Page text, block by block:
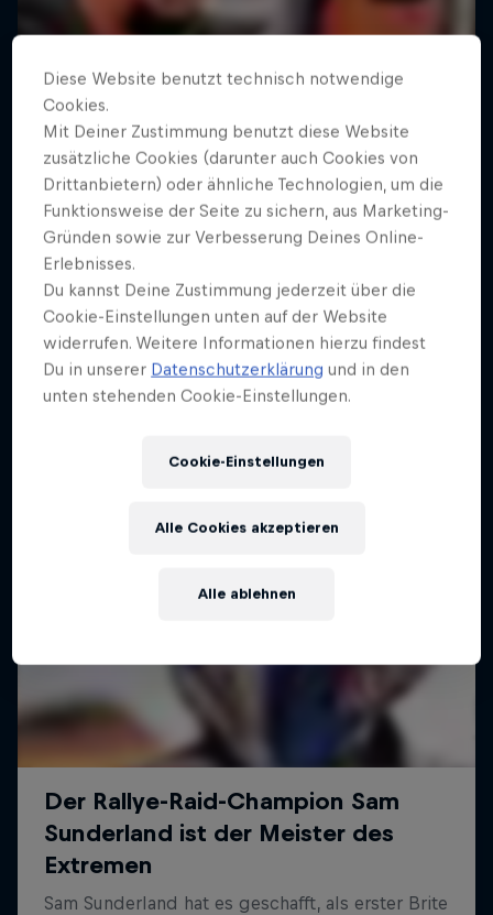
Diese Website benutzt technisch notwendige
Cookies.
Mit Deiner Zustimmung benutzt diese Website
zusätzliche Cookies (darunter auch Cookies von
Drittanbietern) oder ähnliche Technologien, um die
Funktionsweise der Seite zu sichern, aus Marketing-
Gründen sowie zur Verbesserung Deines Online-
Erlebnisses.
Du kannst Deine Zustimmung jederzeit über die
Cookie-Einstellungen unten auf der Website
widerrufen. Weitere Informationen hierzu findest
Du in unserer Datenschutzerklärung und in den
unten stehenden Cookie-Einstellungen.
Cookie-Einstellungen
Alle ablehnen
Alle Cookies akzeptieren